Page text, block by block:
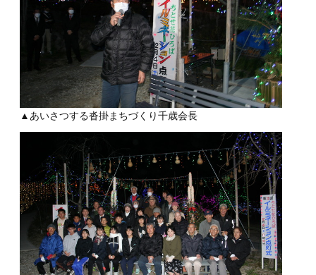
▲あいさつする沓掛まちづくり千歳会長